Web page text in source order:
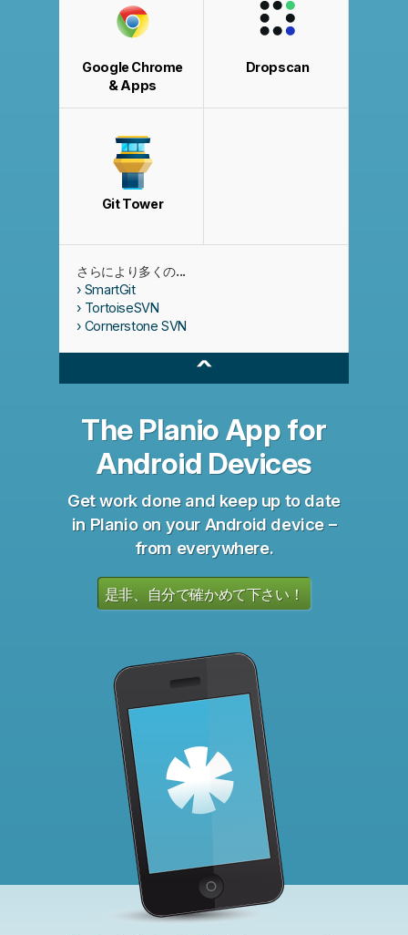
Google Chrome
& Apps
Dropscan
Git Tower
さらにより多くの...
SmartGit
TortoiseSVN
Cornerstone SVN
^
The Planio App for
Android Devices
Get work done and keep up to date
in Planio on your Android device –
from everywhere.
是非、自分で確かめて下さい！